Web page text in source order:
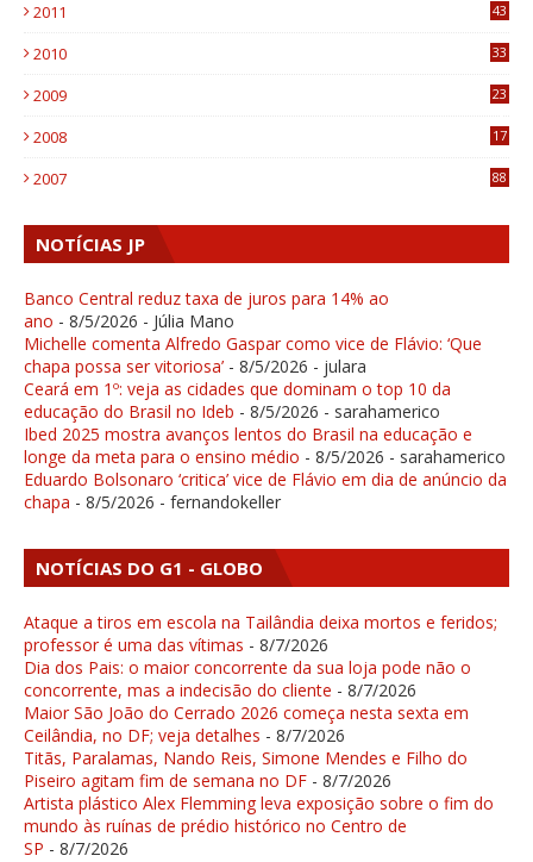
2011
43
2010
33
2009
23
2008
17
2007 88
NOTÍCIAS JP
Banco Central reduz taxa de juros para 14% ao
ano - 8/5/2026 - Júlia Mano
Michelle comenta Alfredo Gaspar como vice de Flávio: ‘Que
chapa possa ser vitoriosa’ - 8/5/2026 - julara
Ceará em 1º: veja as cidades que dominam o top 10 da
educação do Brasil no Ideb - 8/5/2026 - sarahamerico
Ibed 2025 mostra avanços lentos do Brasil na educação e
longe da meta para o ensino médio - 8/5/2026 - sarahamerico
Eduardo Bolsonaro ‘critica’ vice de Flávio em dia de anúncio da
chapa - 8/5/2026 - fernandokeller
NOTÍCIAS DO G1 - GLOBO
Ataque a tiros em escola na Tailândia deixa mortos e feridos;
professor é uma das vítimas - 8/7/2026
Dia dos Pais: o maior concorrente da sua loja pode não o
concorrente, mas a indecisão do cliente - 8/7/2026
Maior São João do Cerrado 2026 começa nesta sexta em
Ceilândia, no DF; veja detalhes - 8/7/2026
Titãs, Paralamas, Nando Reis, Simone Mendes e Filho do
Piseiro agitam fim de semana no DF - 8/7/2026
Artista plástico Alex Flemming leva exposição sobre o fim do
mundo às ruínas de prédio histórico no Centro de
SP - 8/7/2026